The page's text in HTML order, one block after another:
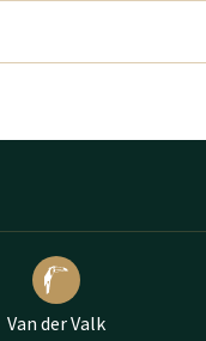
Van der Valk